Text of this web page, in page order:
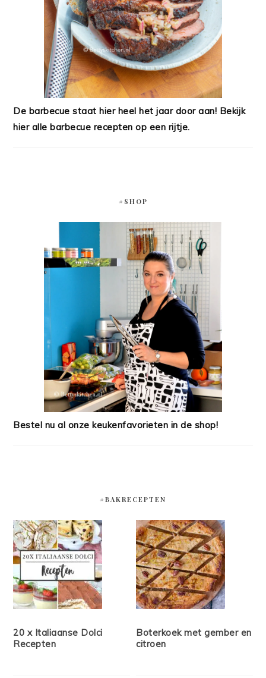
De barbecue staat hier heel het jaar door aan! Bekijk
hier alle barbecue recepten op een rijtje.
#SHOP
Bestel nu al onze keukenfavorieten in de shop!
#BAKRECEPTEN
20 x Italiaanse Dolci
Recepten
Boterkoek met gember en
citroen